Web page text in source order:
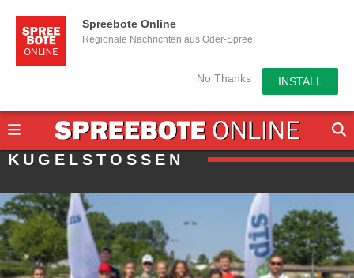
Spreebote Online
Regionale Nachrichten aus Oder-Spree
No Thanks INSTALL
KUGELSTOSSEN